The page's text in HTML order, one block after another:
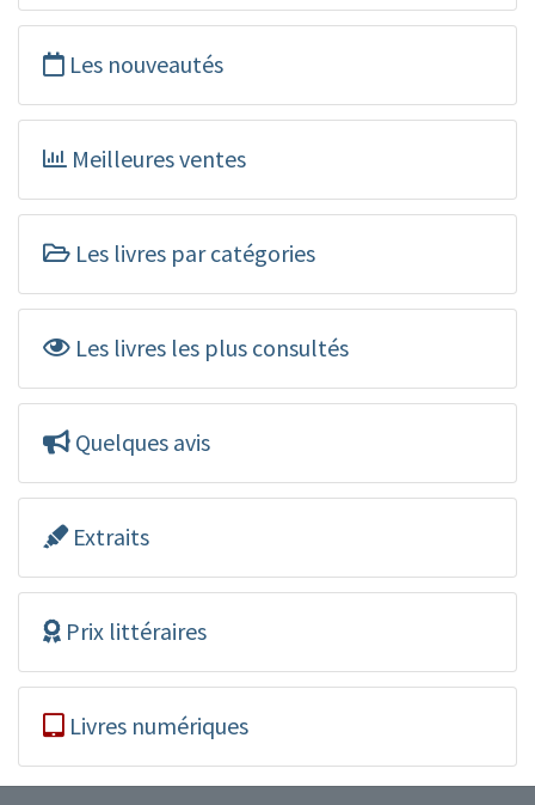
Les nouveautés
Meilleures ventes
Les livres par catégories
Les livres les plus consultés
Quelques avis
Extraits
Prix littéraires
Livres numériques